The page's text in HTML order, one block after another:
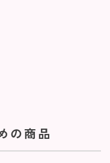
の商品